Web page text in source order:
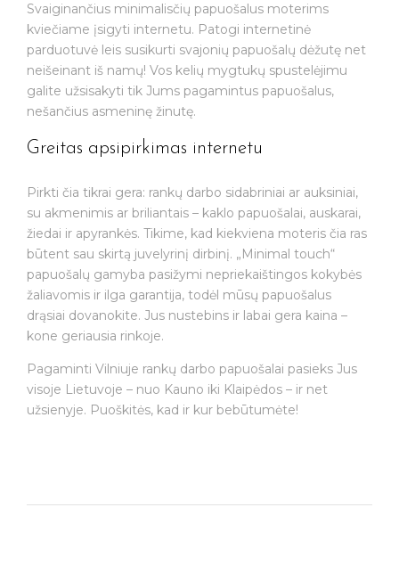
Svaiginančius minimalisčių papuošalus moterims
kviečiame įsigyti internetu. Patogi internetinė
parduotuvė leis susikurti svajonių papuošalų dėžutę net
neišeinant iš namų! Vos kelių mygtukų spustelėjimu
galite užsisakyti tik Jums pagamintus papuošalus,
nešančius asmeninę žinutę.
Greitas apsipirkimas internetu
Pirkti čia tikrai gera: rankų darbo sidabriniai ar auksiniai,
su akmenimis ar briliantais – kaklo papuošalai, auskarai,
žiedai ir apyrankės. Tikime, kad kiekviena moteris čia ras
būtent sau skirtą juvelyrinį dirbinį. „Minimal touch“
papuošalų gamyba pasižymi nepriekaištingos kokybės
žaliavomis ir ilga garantija, todėl mūsų papuošalus
drąsiai dovanokite. Jus nustebins ir labai gera kaina –
kone geriausia rinkoje.
Pagaminti Vilniuje rankų darbo papuošalai pasieks Jus
visoje Lietuvoje – nuo Kauno iki Klaipėdos – ir net
užsienyje. Puoškitės, kad ir kur bebūtumėte!